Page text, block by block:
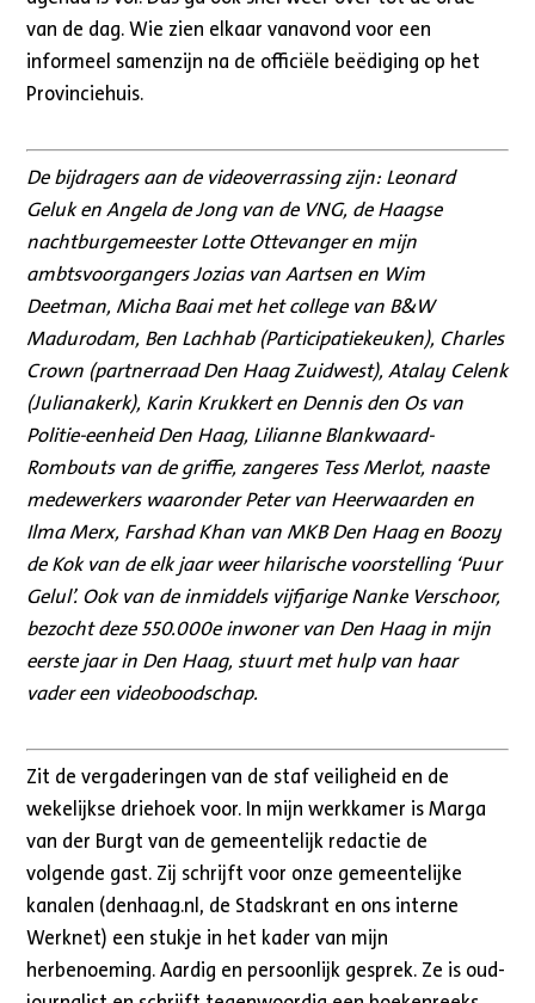
van de dag. Wie zien elkaar vanavond voor een
informeel samenzijn na de officiële beëdiging op het
Provinciehuis.
De bijdragers aan de videoverrassing zijn: Leonard
Geluk en Angela de Jong van de VNG, de Haagse
nachtburgemeester Lotte Ottevanger en mijn
ambtsvoorgangers Jozias van Aartsen en Wim
Deetman, Micha Baai met het college van B&W
Madurodam, Ben Lachhab (Participatiekeuken), Charles
Crown (partnerraad Den Haag Zuidwest), Atalay Celenk
(Julianakerk), Karin Krukkert en Dennis den Os van
Politie-eenheid Den Haag, Lilianne Blankwaard-
Rombouts van de griffie, zangeres Tess Merlot, naaste
medewerkers waaronder Peter van Heerwaarden en
Ilma Merx, Farshad Khan van MKB Den Haag en Boozy
de Kok van de elk jaar weer hilarische voorstelling ‘Puur
Gelul’. Ook van de inmiddels vijfjarige Nanke Verschoor,
bezocht deze 550.000e inwoner van Den Haag in mijn
eerste jaar in Den Haag, stuurt met hulp van haar
vader een videoboodschap.
Zit de vergaderingen van de staf veiligheid en de
wekelijkse driehoek voor. In mijn werkkamer is Marga
van der Burgt van de gemeentelijk redactie de
volgende gast. Zij schrijft voor onze gemeentelijke
kanalen (denhaag.nl, de Stadskrant en ons interne
Werknet) een stukje in het kader van mijn
herbenoeming. Aardig en persoonlijk gesprek. Ze is oud-